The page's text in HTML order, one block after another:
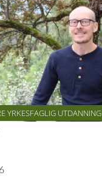
YRKESFAGLIG UTDANNING